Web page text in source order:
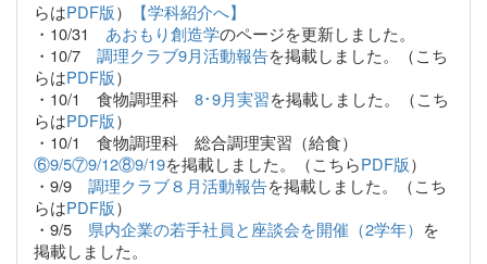
らはPDF版）
【学科紹介へ】
・10/31 あおもり創造学のページを更新しました。
・10/7 調理クラブ9月活動報告を掲載しました。（こち
らはPDF版）
・10/1 食物調理科 8･9月実習を掲載しました。（こち
らはPDF版）
・10/1 食物調理科 総合調理実習（給食）
⑥9/5⑦9/12⑧9/19を掲載しました。（こちらPDF版）
・9/9 調理クラブ８月活動報告を掲載しました。（こち
らはPDF版）
・9/5 県内企業の若手社員と座談会を開催（2学年） を
掲載しました。